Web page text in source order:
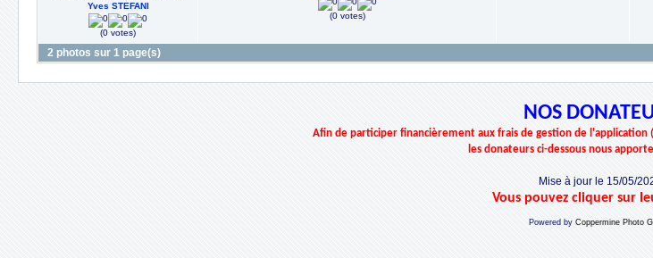
Yves STEFANI
(0 votes)
(0 votes)
2 photos sur 1 page(s)
NOS
Afin de participer financièrement aux frais de gestion de
les donateurs ci-dessous nous
Mise à jour le 15/05/
Vous pouvez cliquer sur
Powered by Coppermine Photo